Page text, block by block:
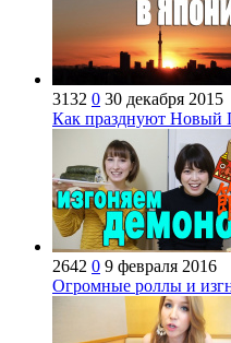
3132 0 30 декабря 2015
Как празднуют Новый
2642 0 9 февраля 2016
Огромные роллы и